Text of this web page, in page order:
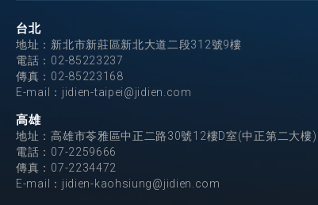
台北
地址：新北市新莊區新北大道二段312號9樓
電話： 02-85223237
傳真：02-85223168
E-mail： jidien-taipei@jidien.com
高雄
地址：高雄市苓雅區中正二路30號12樓D室(中正第二大樓)
電話： 07-2259666
傳真：07-2234472
E-mail： jidien-kaohsiung@jidien.com